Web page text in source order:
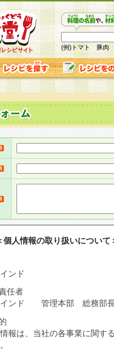
(例)トマト 豚肉
個人情報の取り扱いについて
ンド
任者
インド 管理本部 総務部
報は、当社の各事業に関す